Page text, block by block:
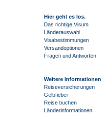
Hier geht es los.
Das richtige Visum
Länderauswahl
Visabestimmungen
Versandoptionen
Fragen und Antworten
Weitere Informationen
Reiseversicherungen
Gelbfieber
Reise buchen
Länderinformationen